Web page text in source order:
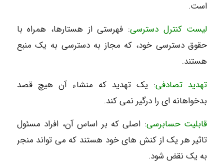
است.
لیست کنترل دسترسی: فهرستی از هستارها، همراه با
حقوق دسترسی خود، که مجاز به دسترسی به یک منبع
هستند.
تهدید تصادفی: یک تهدید که منشاء آن هیچ قصد
بدخواهانه ای را درگیر نمی کند.
قابلیت حسابرسی: اصلی که بر اساس آن، افراد مسئول
تاثیر هر یک از کنش های خود هستند که می تواند منجر
به یک نقض شود.